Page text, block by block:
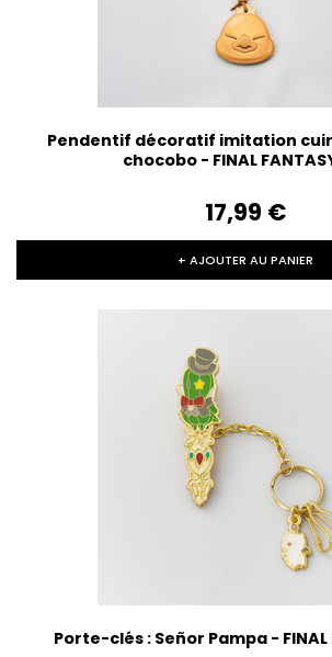
Pendentif décoratif imitation cuir
chocobo - FINAL
17,99‎ ‎€
+ AJOUTER AU PANIER
Porte-clés : Señor Pampa - FINAL